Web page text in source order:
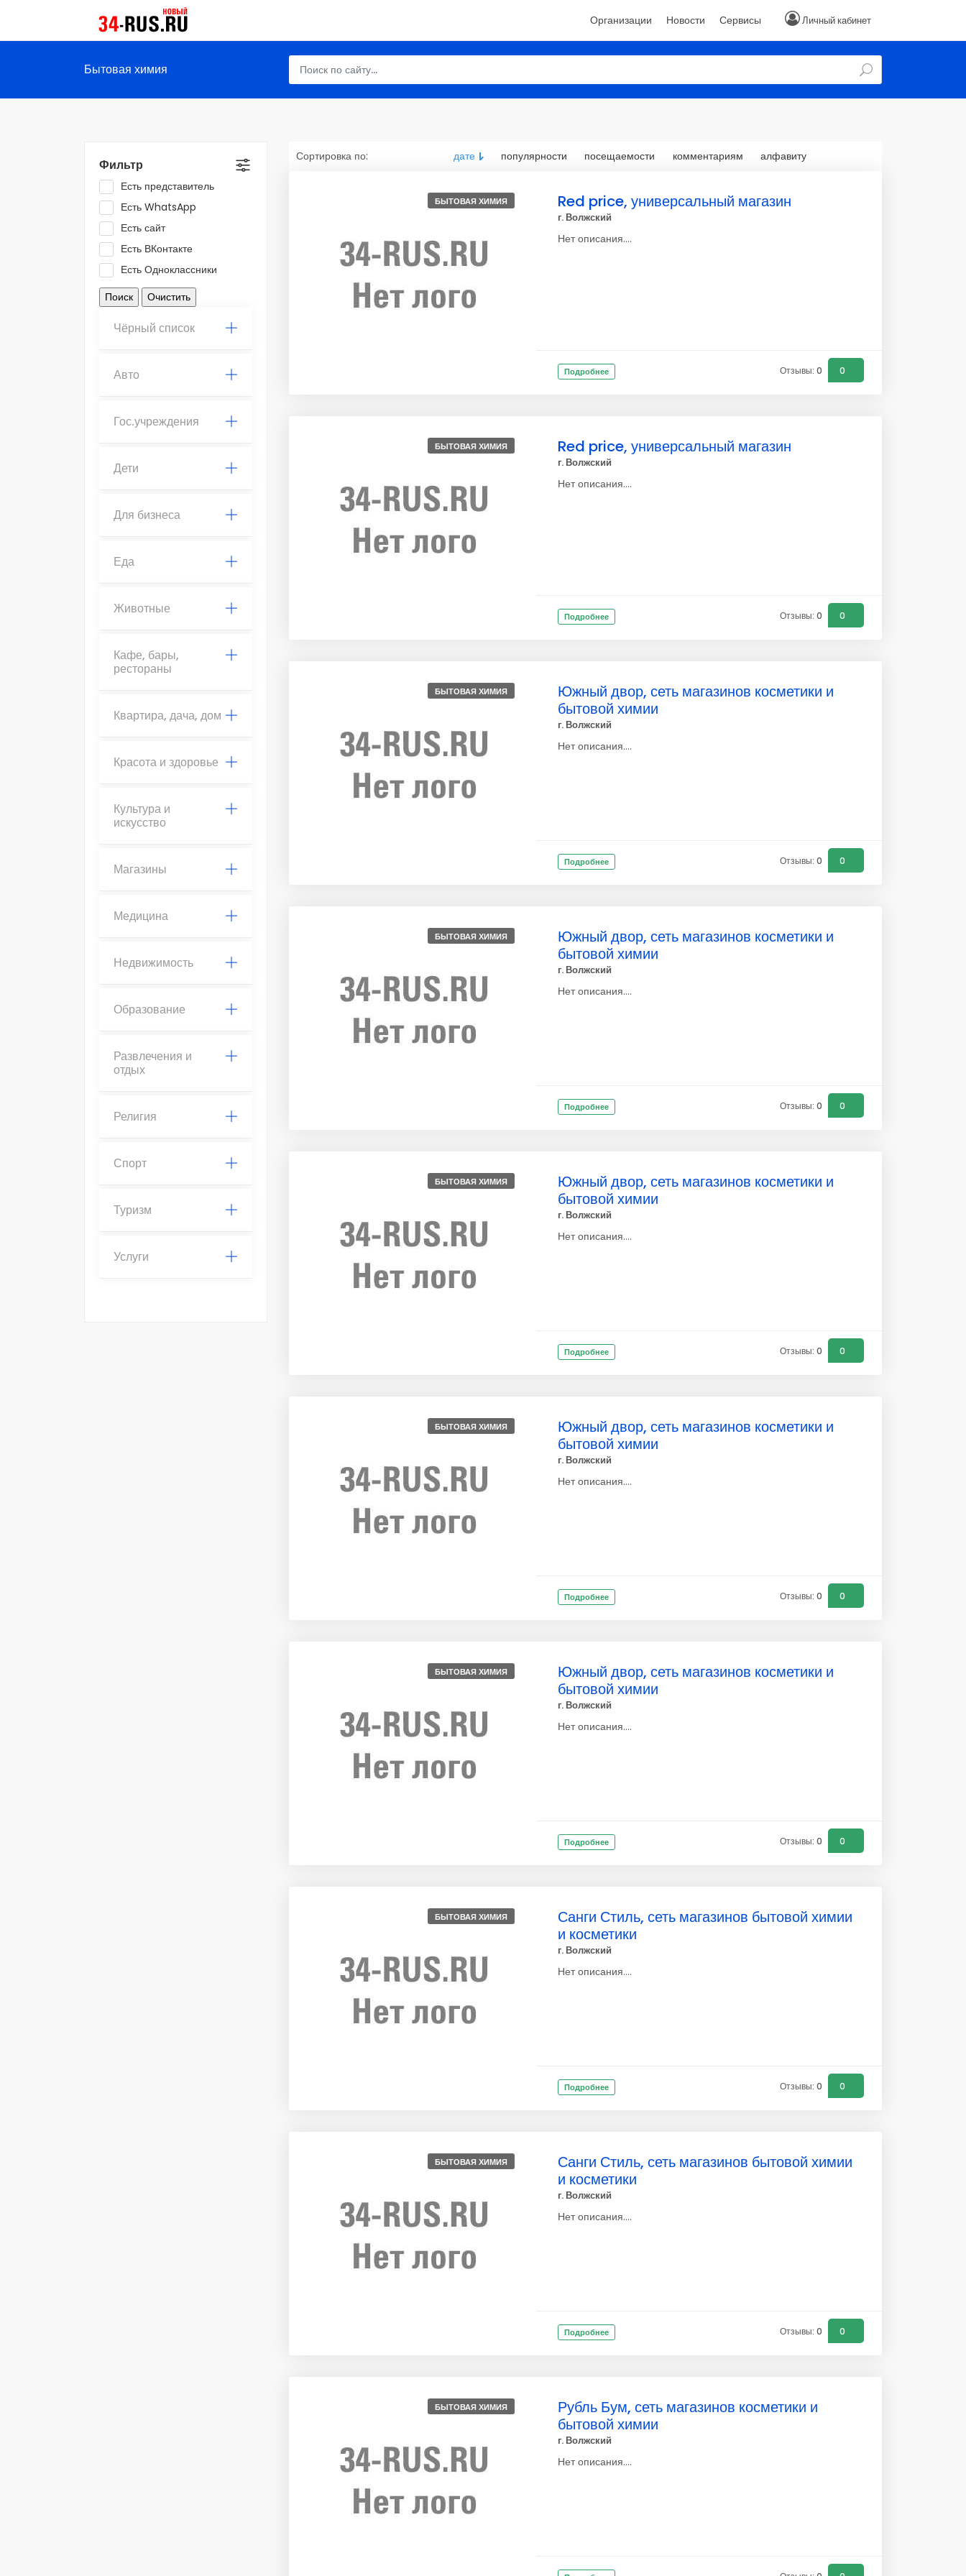
Личный кабинет
Организации Новости Сервисы
Бытовая химия
Фильтр
Есть представитель
Есть WhatsApp
Есть сайт
Есть ВКонтакте
Есть Одноклассники
Чёрный список
Авто
Гос.учреждения
Дети
Для бизнеса
Еда
Животные
Кафе, бары,
рестораны
Квартира, дача, дом
Красота и здоровье
Культура и
искусство
Магазины
Медицина
Недвижимость
Образование
Развлечения и
отдых
Религия
Спорт
Туризм
Услуги
Сортировка по: дате популярности посещаемости комментариям алфавиту
БЫТОВАЯ ХИМИЯ Red price, универсальный магазин
г. Волжский
Нет описания....
Подробнее Отзывы: 0 0
БЫТОВАЯ ХИМИЯ Red price, универсальный магазин
г. Волжский
Нет описания....
Подробнее Отзывы: 0 0
БЫТОВАЯ ХИМИЯ
Южный двор, сеть магазинов косметики и
бытовой химии
г. Волжский
Нет описания....
Подробнее Отзывы: 0 0
БЫТОВАЯ ХИМИЯ
Южный двор, сеть магазинов косметики и
бытовой химии
г. Волжский
Нет описания....
Подробнее Отзывы: 0 0
БЫТОВАЯ ХИМИЯ
Южный двор, сеть магазинов косметики и
бытовой химии
г. Волжский
Нет описания....
Подробнее Отзывы: 0 0
БЫТОВАЯ ХИМИЯ
Южный двор, сеть магазинов косметики и
бытовой химии
г. Волжский
Нет описания....
Подробнее Отзывы: 0 0
БЫТОВАЯ ХИМИЯ
Южный двор, сеть магазинов косметики и
бытовой химии
г. Волжский
Нет описания....
Подробнее Отзывы: 0 0
БЫТОВАЯ ХИМИЯ
Санги Стиль, сеть магазинов бытовой химии
и косметики
г. Волжский
Нет описания....
Подробнее Отзывы: 0 0
БЫТОВАЯ ХИМИЯ
Санги Стиль, сеть магазинов бытовой химии
и косметики
г. Волжский
Нет описания....
Подробнее Отзывы: 0 0
БЫТОВАЯ ХИМИЯ
Рубль Бум, сеть магазинов косметики и
бытовой химии
г. Волжский
Нет описания....